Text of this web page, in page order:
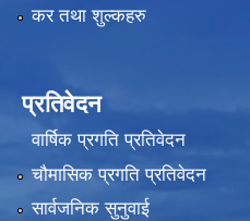
कर तथा शुल्कहरु
प्रतिवेदन
वार्षिक प्रगति प्रतिवेदन
चौमासिक प्रगति प्रतिवेदन
सार्वजनिक सुनुवाई